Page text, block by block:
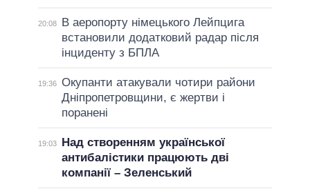
20:08
В аеропорту німецького Лейпцига
встановили додатковий радар після
інциденту з БПЛА
19:36 Окупанти атакували чотири райони
Дніпропетровщини, є жертви і
поранені
19:03
Над створенням української
антибалістики працюють дві
компанії – Зеленський